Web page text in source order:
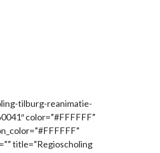
tilburg-reanimatie-
color=”#FFFFFF”
title=”Regioscholing